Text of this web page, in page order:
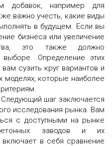
добавок, например для
важно учесть, какие виды
в будущем. Если вы
бизнеса или увеличение
это также должно
Определение этих
сузить круг вариантов и
моделях, которые наиболее
Следующий шаг заключается
исследования рынка. Вам
с доступными на рынке
заводов и их
включает в себя сравнение